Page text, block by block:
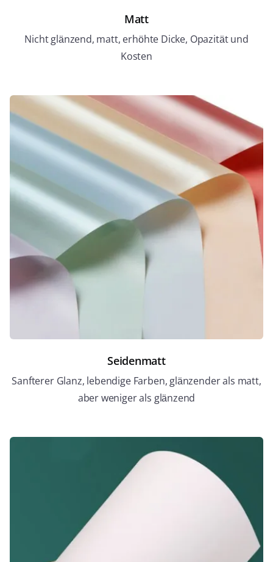
Matt
Nicht glänzend, matt, erhöhte Dicke, Opazität und
Kosten
Seidenmatt
Sanfterer Glanz, lebendige Farben, glänzender als matt,
aber weniger als glänzend